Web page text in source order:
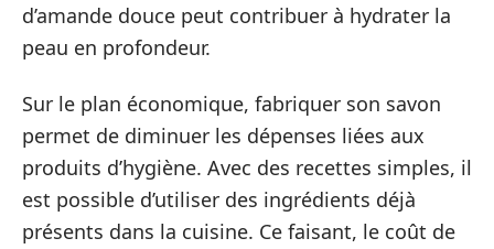
d’amande douce peut contribuer à hydrater la
peau en profondeur.
Sur le plan économique, fabriquer son savon
permet de diminuer les dépenses liées aux
produits d’hygiène. Avec des recettes simples, il
est possible d’utiliser des ingrédients déjà
présents dans la cuisine. Ce faisant, le coût de